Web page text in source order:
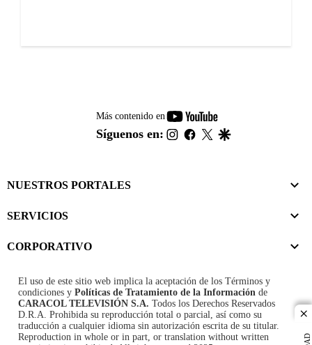
Más contenido en
youtube-
footer
Síguenos en: instagram
facebook
twitter
NUESTROS PORTALES
SERVICIOS
CORPORATIVO
El uso de este sitio web implica la aceptación de los Términos y
condiciones y Políticas de Tratamiento de la Información de
CARACOL TELEVISIÓN S.A. Todos los Derechos Reservados
D.R.A. Prohibida su reproducción total o parcial, así como su
traducción a cualquier idioma sin autorización escrita de su titular.
Reproduction in whole or in part, or translation without written